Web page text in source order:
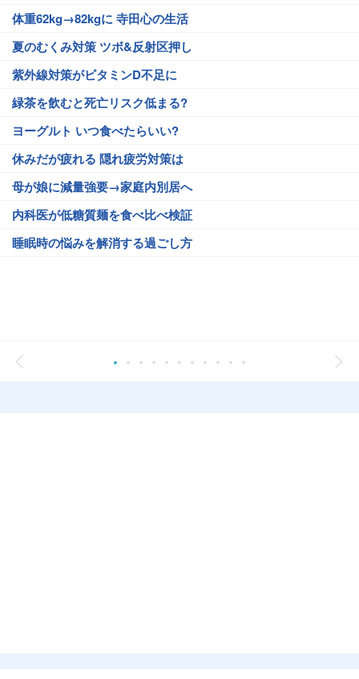
体重62kg→82kgに 寺田心の生活
夏のむくみ対策 ツボ&反射区押し
紫外線対策がビタミンD不足に
緑茶を飲むと死亡リスク低まる?
ヨーグルト いつ食べたらいい?
休みだが疲れる 隠れ疲労対策は
母が娘に減量強要→家庭内別居へ
内科医が低糖質麺を食べ比べ検証
睡眠時の悩みを解消する過ごし方